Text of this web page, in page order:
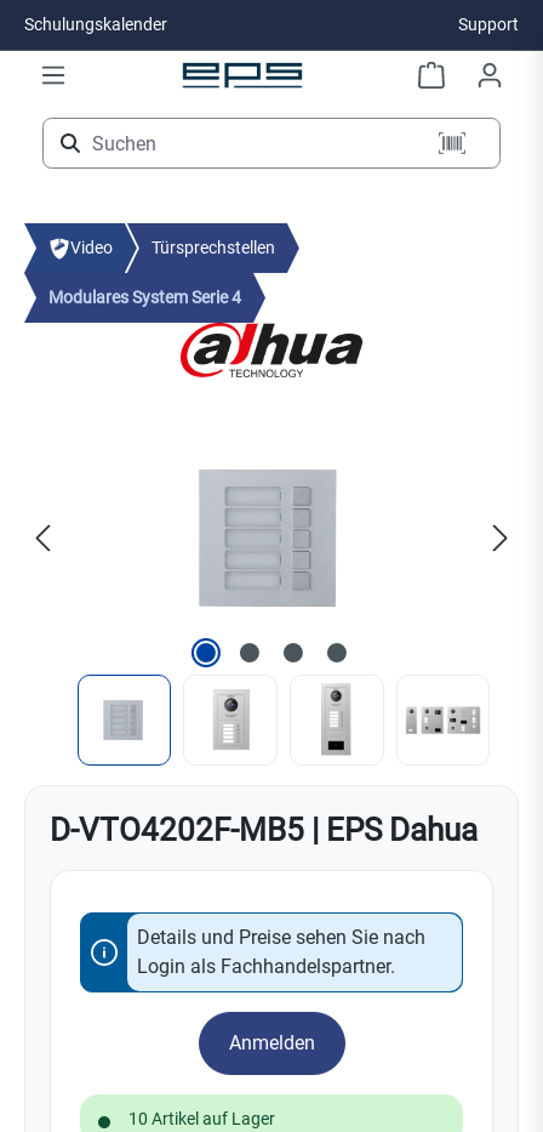
Zum Hauptinhalt springen
Schulungskalender Support
Video Türsprechstellen
Modulares System Serie 4
D-VTO4202F-MB5 | EPS Dahua
Details und Preise sehen Sie nach
Login als Fachhandelspartner.
Anmelden
10 Artikel auf Lager